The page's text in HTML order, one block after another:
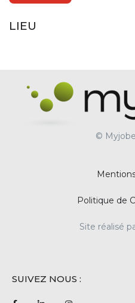
LIEU
©
Politique de
Site réalisé
SUIVEZ NOUS :